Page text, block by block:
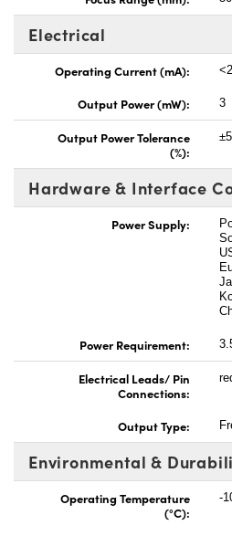
Electrical
Operating Current (mA):
Output Power (mW): 3
Output Power Tolerance
(%):
Hardware & Interface
Power Supply:
Power Requirement:
Electrical Leads/ Pin
Connections:
Output Type:
Environmental &
Operating Temperature
(°C):
-